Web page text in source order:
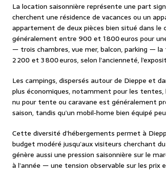
La location saisonnière représente une part
cherchent une résidence de vacances ou un
appartement de deux pièces bien situé dans
généralement entre 900 et 1 800 euros pour
— trois chambres, vue mer, balcon, parking —
2 200 et 3 800 euros, selon l’ancienneté,
Les campings, dispersés autour de Dieppe et
plus économiques, notamment pour les tentes,
nu pour tente ou caravane est généralement
saison, tandis qu’un mobil‑home bien équipé
Cette diversité d’hébergements permet à
budget modéré jusqu’aux visiteurs cherchant
génère aussi une pression saisonnière sur le
à l’année — une tension observable sur les prix